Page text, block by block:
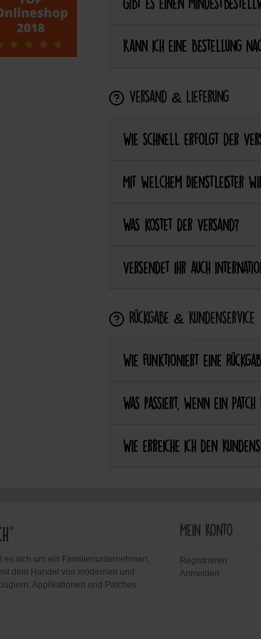
Gibt es einen
Kann ich eine Bestellung
Versand & Lieferung
Wie schnell erfolgt der
Mit welchem Dienstleister
Was kostet der Versand?
Versendet ihr auch
Rückgabe & Kundenservice
Wie funktioniert eine
Was passiert, wenn ein
Wie erreiche ich den
es sich um ein Familienunternehmen,
dem Handel von modernen und
Applikationen und Patches
Mein Konto
Registrieren
Anmelden